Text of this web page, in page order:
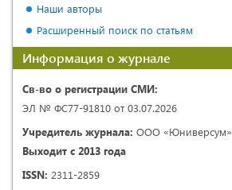
Наши авторы
Расширенный поиск по статьям
Информация о журнале
Св-во о регистрации СМИ:
ЭЛ № ФС77-91810 от 03.07.2026
Учредитель журнала: ООО «Юниверсум»
Выходит с 2013 года
ISSN: 2311-2859